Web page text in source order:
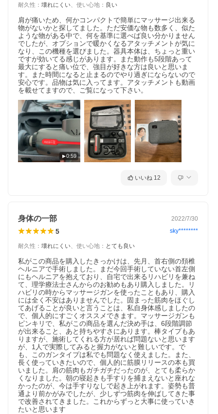
耐久性 ： 壊れにくい、 使い心地 ： 良い
肩が痛いため、何かコンパクトで簡単にマッサージ出来る
物がないかと探してました。ただ安価な物も数多く、似た
ような物がある中で、何を基準に選べば良い分かりません
でしたが、オプションで暖かくなるアタッチメントが気に
なり、この機種を選びました。器具本体は、ちょっと重い
ですが効いてる感じがあります。また動作も5段階あって
最大にすると痛い位で、強目が好きな方は良いと思いま
す。また時間になると止まるのでやり過ぎにならないので
安心です。品物は気に入ってます。アタッチメントも動画
を載せてますので、ご覧になって下さい。
0:59
いいね 12
身体の一部 2022/7/30
5 sky********
耐久性 ： 壊れにくい、 使い心地 ： とても良い
私がこの商品を購入したきっかけは、先月、首右側の頚椎
ヘルニアで手術しました。まだ今回手術していない首左側
にもヘルニアを抱えており、自宅で出来るリハビリを兼ね
て、理学療法士さんからのお勧めもあり購入しました。リ
ハビリの時からマッサージガンを使ったこともあり、購入
には全く不安はありませんでした。固まった筋肉をほぐし
てあげることが良いと言うことは、私自身体感しましたの
で、個人的にすごくオススメできます。マッサージガンも
ピンキリで、私がこの商品を選んだ決め手は、6段階調節
が出来ること、あと持ちやすさにあります。棒タイプもあ
りますが、施術してくれる方が居れば問題ないと思います
が、1人で実際してみると握力がないと難しいです。で
も、このガンタイプは私でも問題なく使えました。また、
長く使っていきたいので、個人的に筋膜リリースの本も買
いました。肩の筋肉もガチガチだったのが、とても柔らか
くなりました。朝の寝起きも手すりを捕まえないと座れな
かったのが、今は手すりなしで起き上がれます。姿勢も普
通より前かがみでしたが、少しずつ筋肉を伸ばしてきた事
で改善されてきました。これからずっと大事に使っていき
たいと思います